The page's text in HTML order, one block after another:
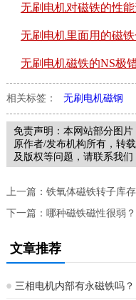
无刷电机对磁铁的性
无刷电机里面用的磁
无刷电机磁铁的NS极
相关标签： 无刷电机磁钢
免责声明：本网站部分图
原作者/发布机构所有，转
及版权等问题，请联系我们
上一篇： 铁氧体磁铁转子库
下一篇： 哪种磁铁磁性很弱
文章推荐
三相电机内部有永磁铁吗？